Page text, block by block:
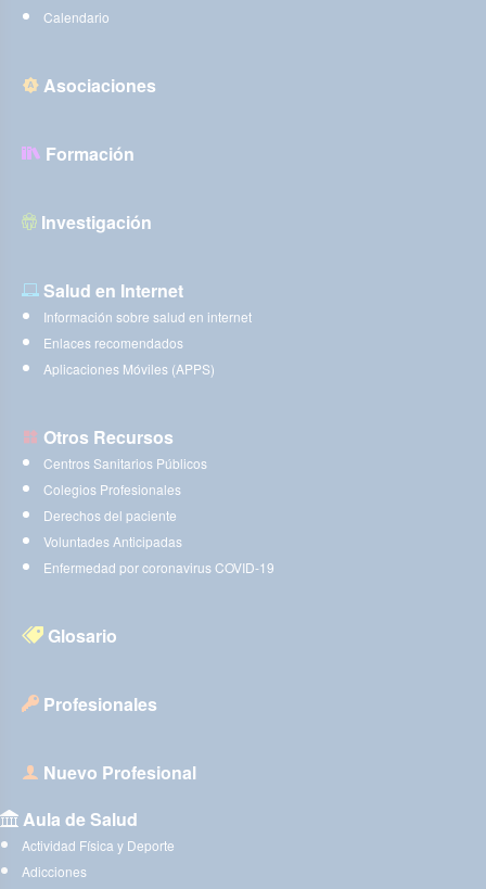
Calendario
Asociaciones
Formación
Investigación
Salud en Internet
Información sobre salud en internet
Enlaces recomendados
Aplicaciones Móviles (APPS)
Otros Recursos
Centros Sanitarios Públicos
Colegios Profesionales
Derechos del paciente
Voluntades Anticipadas
Enfermedad por coronavirus COVID-19
Glosario
Profesionales
Nuevo Profesional
Aula de Salud
Actividad Física y Deporte
Adicciones